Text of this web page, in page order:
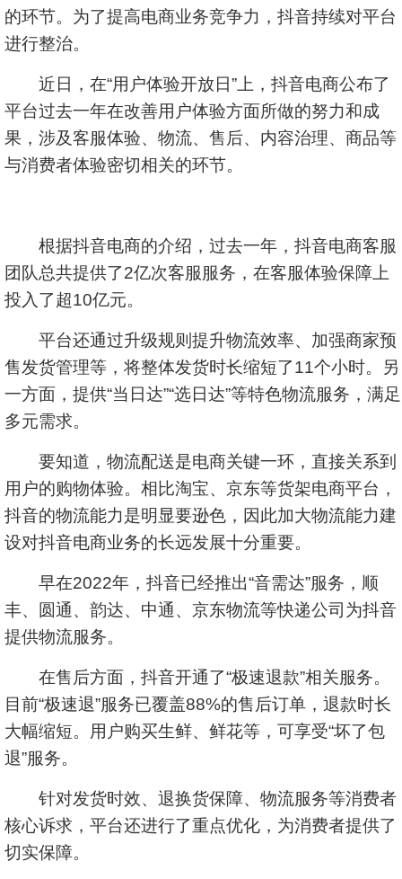
的环节。为了提高电商业务竞争力，抖音持续对平台
进行整治。
近日，在“用户体验开放日”上，抖音电商公布了
平台过去一年在改善用户体验方面所做的努力和成
果，涉及客服体验、物流、售后、内容治理、商品等
与消费者体验密切相关的环节。
根据抖音电商的介绍，过去一年，抖音电商客服
团队总共提供了2亿次客服服务，在客服体验保障上
投入了超10亿元。
平台还通过升级规则提升物流效率、加强商家预
售发货管理等，将整体发货时长缩短了11个小时。另
一方面，提供“当日达”“选日达”等特色物流服务，满足
多元需求。
要知道，物流配送是电商关键一环，直接关系到
用户的购物体验。相比淘宝、京东等货架电商平台，
抖音的物流能力是明显要逊色，因此加大物流能力建
设对抖音电商业务的长远发展十分重要。
早在2022年，抖音已经推出“音需达”服务，顺
丰、圆通、韵达、中通、京东物流等快递公司为抖音
提供物流服务。
在售后方面，抖音开通了“极速退款”相关服务。
目前“极速退”服务已覆盖88%的售后订单，退款时长
大幅缩短。用户购买生鲜、鲜花等，可享受“坏了包
退”服务。
针对发货时效、退换货保障、物流服务等消费者
核心诉求，平台还进行了重点优化，为消费者提供了
切实保障。